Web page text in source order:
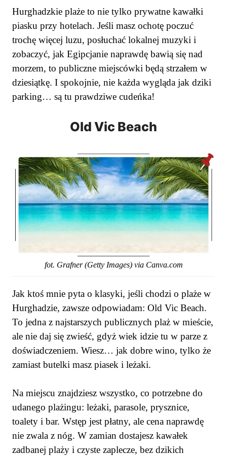
Hurghadzkie plaże to nie tylko prywatne kawałki
piasku przy hotelach. Jeśli masz ochotę poczuć
trochę więcej luzu, posłuchać lokalnej muzyki i
zobaczyć, jak Egipcjanie naprawdę bawią się nad
morzem, to publiczne miejscówki będą strzałem w
dziesiątkę. I spokojnie, nie każda wygląda jak dziki
parking… są tu prawdziwe cudeńka!
Old Vic Beach
fot. Grafner (Getty Images) via Canva.com
Jak ktoś mnie pyta o klasyki, jeśli chodzi o plaże w
Hurghadzie, zawsze odpowiadam: Old Vic Beach.
To jedna z najstarszych publicznych plaż w mieście,
ale nie daj się zwieść, gdyż wiek idzie tu w parze z
doświadczeniem. Wiesz… jak dobre wino, tylko że
zamiast butelki masz piasek i leżaki.
Na miejscu znajdziesz wszystko, co potrzebne do
udanego plażingu: leżaki, parasole, prysznice,
toalety i bar. Wstęp jest płatny, ale cena naprawdę
nie zwala z nóg. W zamian dostajesz kawałek
zadbanej plaży i czyste zaplecze, bez dzikich